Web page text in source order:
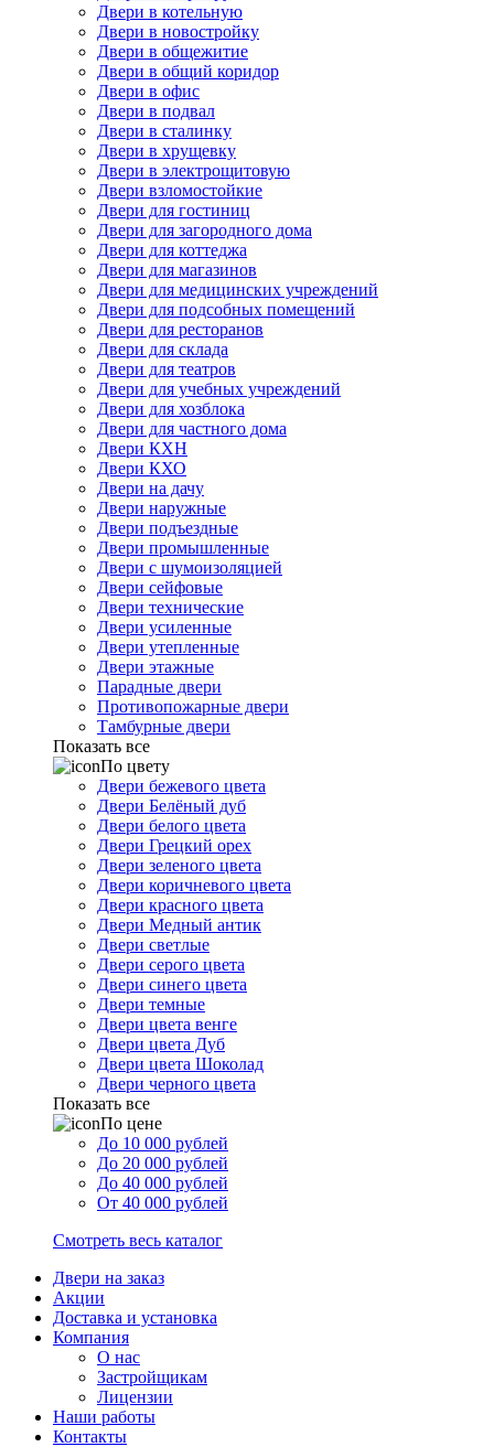
Двери в котельную
Двери в новостройку
Двери в общежитие
Двери в общий коридор
Двери в офис
Двери в подвал
Двери в сталинку
Двери в хрущевку
Двери в электрощитовую
Двери взломостойкие
Двери для гостиниц
Двери для загородного дома
Двери для коттеджа
Двери для магазинов
Двери для медицинских учреждений
Двери для подсобных помещений
Двери для ресторанов
Двери для склада
Двери для театров
Двери для учебных учреждений
Двери для хозблока
Двери для частного дома
Двери КХН
Двери КХО
Двери на дачу
Двери наружные
Двери подъездные
Двери промышленные
Двери с шумоизоляцией
Двери сейфовые
Двери технические
Двери усиленные
Двери утепленные
Двери этажные
Парадные двери
Противопожарные двери
Тамбурные двери
Показать все
По цвету
Двери бежевого цвета
Двери Белёный дуб
Двери белого цвета
Двери Грецкий орех
Двери зеленого цвета
Двери коричневого цвета
Двери красного цвета
Двери Медный антик
Двери светлые
Двери серого цвета
Двери синего цвета
Двери темные
Двери цвета венге
Двери цвета Дуб
Двери цвета Шоколад
Двери черного цвета
Показать все
По цене
До 10 000 рублей
До 20 000 рублей
До 40 000 рублей
От 40 000 рублей
Смотреть весь каталог
Двери на заказ
Акции
Доставка и установка
Компания
О нас
Застройщикам
Лицензии
Наши работы
Контакты